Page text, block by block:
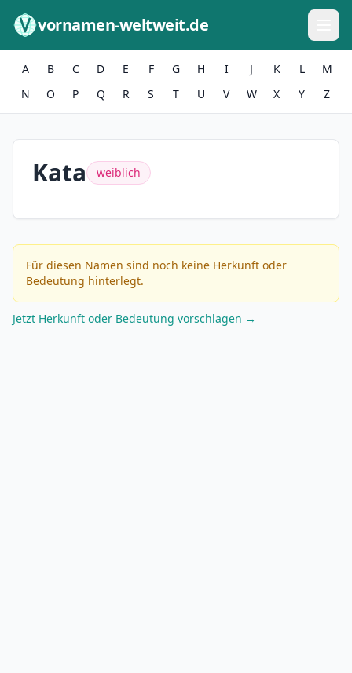
vornamen-weltweit.de
A B C D E F G H I J K L
M
N
O P Q R S T U V W X Y Z
Kata weiblich
Für diesen Namen sind noch keine Herkunft oder
Bedeutung hinterlegt.
Jetzt Herkunft oder Bedeutung vorschlagen →